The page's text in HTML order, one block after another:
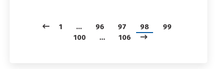
1 … 96 97 98
99
100
… 106